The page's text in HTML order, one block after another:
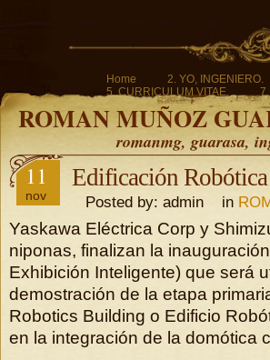
Home 2. YO, INGENIERO.
5. CURRICULUM VITAE.
ROMAN MUÑOZ
romanmg, guarasa,
11
nov
Edificación Robótica
Posted by: admin in
Yaskawa Eléctrica Corp y
niponas, finalizan la
Exhibición Inteligente) que será
demostración de la etapa
Robotics Building o Edificio
en la integración de la domótica